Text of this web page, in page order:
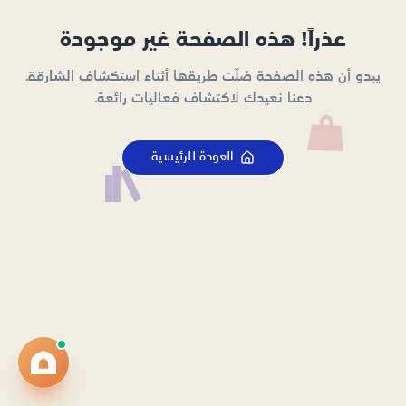
عذراً! هذه الصفحة غير موجودة
يبدو أن هذه الصفحة ضلّت طريقها أثناء استكشاف الشارقة.
دعنا نعيدك لاكتشاف فعاليات رائعة.
العودة للرئيسية